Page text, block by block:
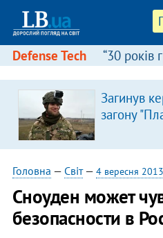
Defense Tech “30 років
Загинув
загону
Головна — Світ— 4 вересня 2013
Сноуден может
безопасности в